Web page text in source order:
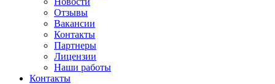
Отзывы
Вакансии
Контакты
Партнеры
Лицензии
Наши работы
Контакты